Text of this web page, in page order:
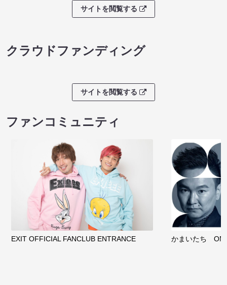
サイトを閲覧する
クラウドファンディング
サイトを閲覧する
ファンコミュニティ
EXIT OFFICIAL FANCLUB ENTRANCE かまいたち